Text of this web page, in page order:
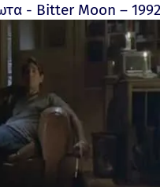
- Bitter Moon –